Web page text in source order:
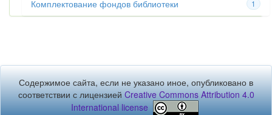
1
Комплектование фондов библиотеки
Содержимое сайта, если не указано иное, опубликовано в
соответствии с лицензиейCreative Commons Attribution 4.0
International license